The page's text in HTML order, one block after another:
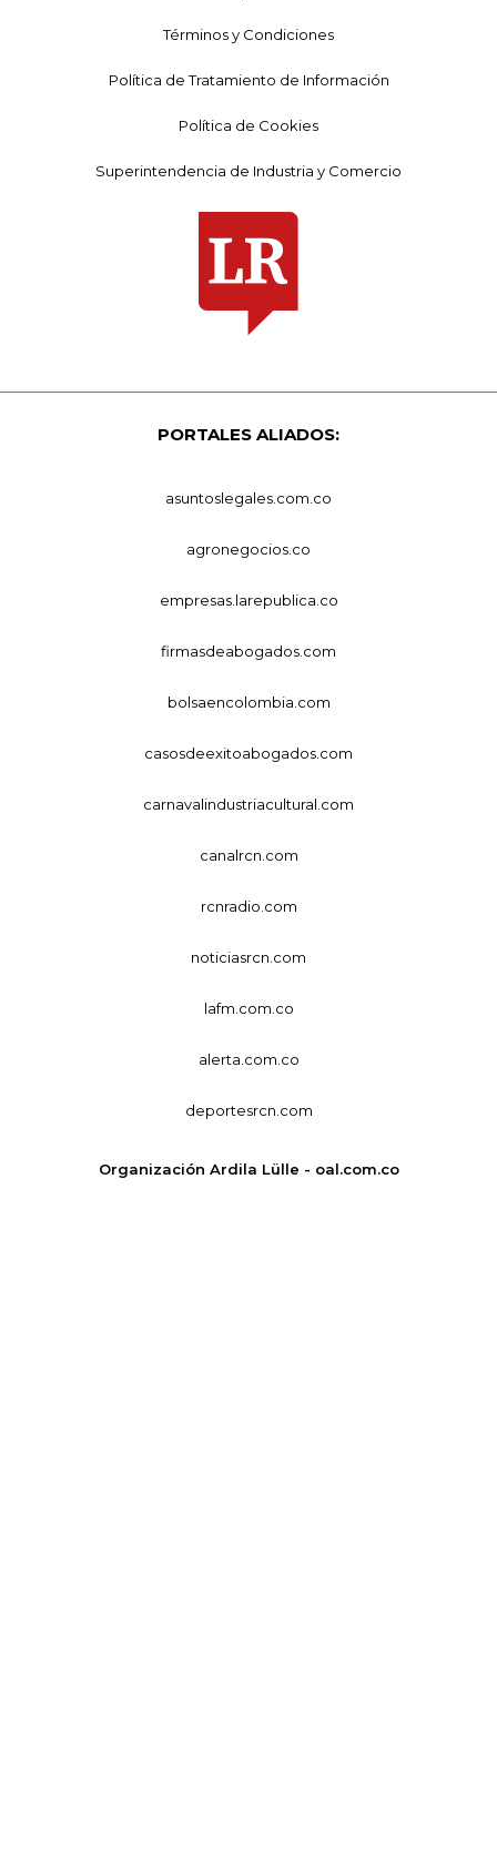
Términos y Condiciones
Política de Tratamiento de Información
Política de Cookies
Superintendencia de Industria y Comercio
PORTALES ALIADOS:
asuntoslegales.com.co
agronegocios.co
empresas.larepublica.co
firmasdeabogados.com
bolsaencolombia.com
casosdeexitoabogados.com
carnavalindustriacultural.com
canalrcn.com
rcnradio.com
noticiasrcn.com
lafm.com.co
alerta.com.co
deportesrcn.com
Organización Ardila Lülle - oal.com.co